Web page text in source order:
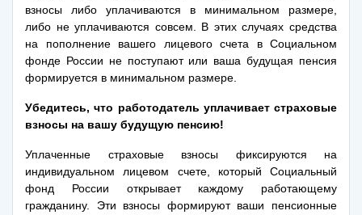
взносы либо уплачиваются в минимальном размере,
либо не уплачиваются совсем. В этих случаях средства
на пополнение вашего лицевого счета в Социальном
фонде России не поступают или ваша будущая пенсия
формируется в минимальном размере.
Убедитесь, что работодатель уплачивает страховые
взносы на вашу будущую пенсию!
Уплаченные страховые взносы фиксируются на
индивидуальном лицевом счете, который Социальный
фонд России открывает каждому работающему
гражданину. Эти взносы формируют ваши пенсионные